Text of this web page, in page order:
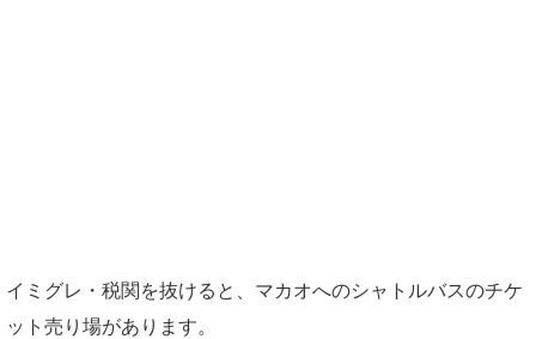
イミグレ・税関を抜けると、マカオへのシャトルバスのチケ
ット売り場があります。